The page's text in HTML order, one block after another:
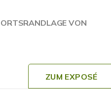
ORTSRANDLAGE VON
ZUM EXPOSÉ